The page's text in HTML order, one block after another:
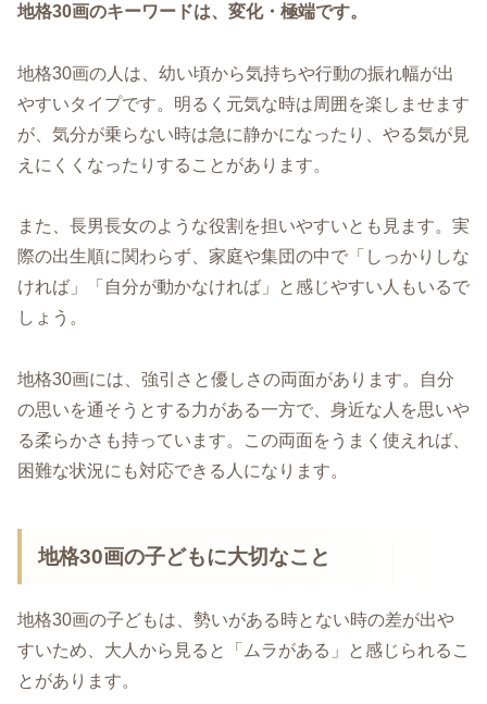
地格30画のキーワードは、変化・極端です。
地格30画の人は、幼い頃から気持ちや行動の振れ幅が出
やすいタイプです。明るく元気な時は周囲を楽しませます
が、気分が乗らない時は急に静かになったり、やる気が見
えにくくなったりすることがあります。
また、長男長女のような役割を担いやすいとも見ます。実
際の出生順に関わらず、家庭や集団の中で「しっかりしな
ければ」「自分が動かなければ」と感じやすい人もいるで
しょう。
地格30画には、強引さと優しさの両面があります。自分
の思いを通そうとする力がある一方で、身近な人を思いや
る柔らかさも持っています。この両面をうまく使えれば、
困難な状況にも対応できる人になります。
地格30画の子どもに大切なこと
地格30画の子どもは、勢いがある時とない時の差が出や
すいため、大人から見ると「ムラがある」と感じられるこ
とがあります。